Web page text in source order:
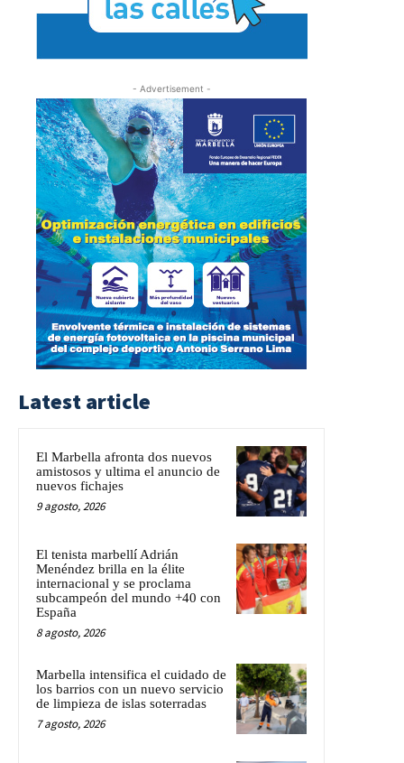
- Advertisement -
Latest article
El Marbella afronta dos nuevos
amistosos y ultima el anuncio de
nuevos fichajes
9 agosto, 2026
El tenista marbellí Adrián
Menéndez brilla en la élite
internacional y se proclama
subcampeón del mundo +40 con
España
8 agosto, 2026
Marbella intensifica el cuidado de
los barrios con un nuevo servicio
de limpieza de islas soterradas
7 agosto, 2026